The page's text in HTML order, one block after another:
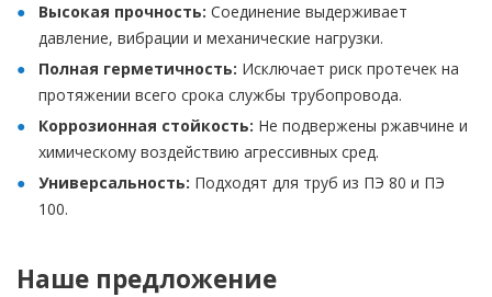
Высокая прочность: Соединение выдерживает
давление, вибрации и механические нагрузки.
Полная герметичность: Исключает риск протечек на
протяжении всего срока службы трубопровода.
Коррозионная стойкость: Не подвержены ржавчине и
химическому воздействию агрессивных сред.
Универсальность: Подходят для труб из ПЭ 80 и ПЭ
100.
Наше предложение